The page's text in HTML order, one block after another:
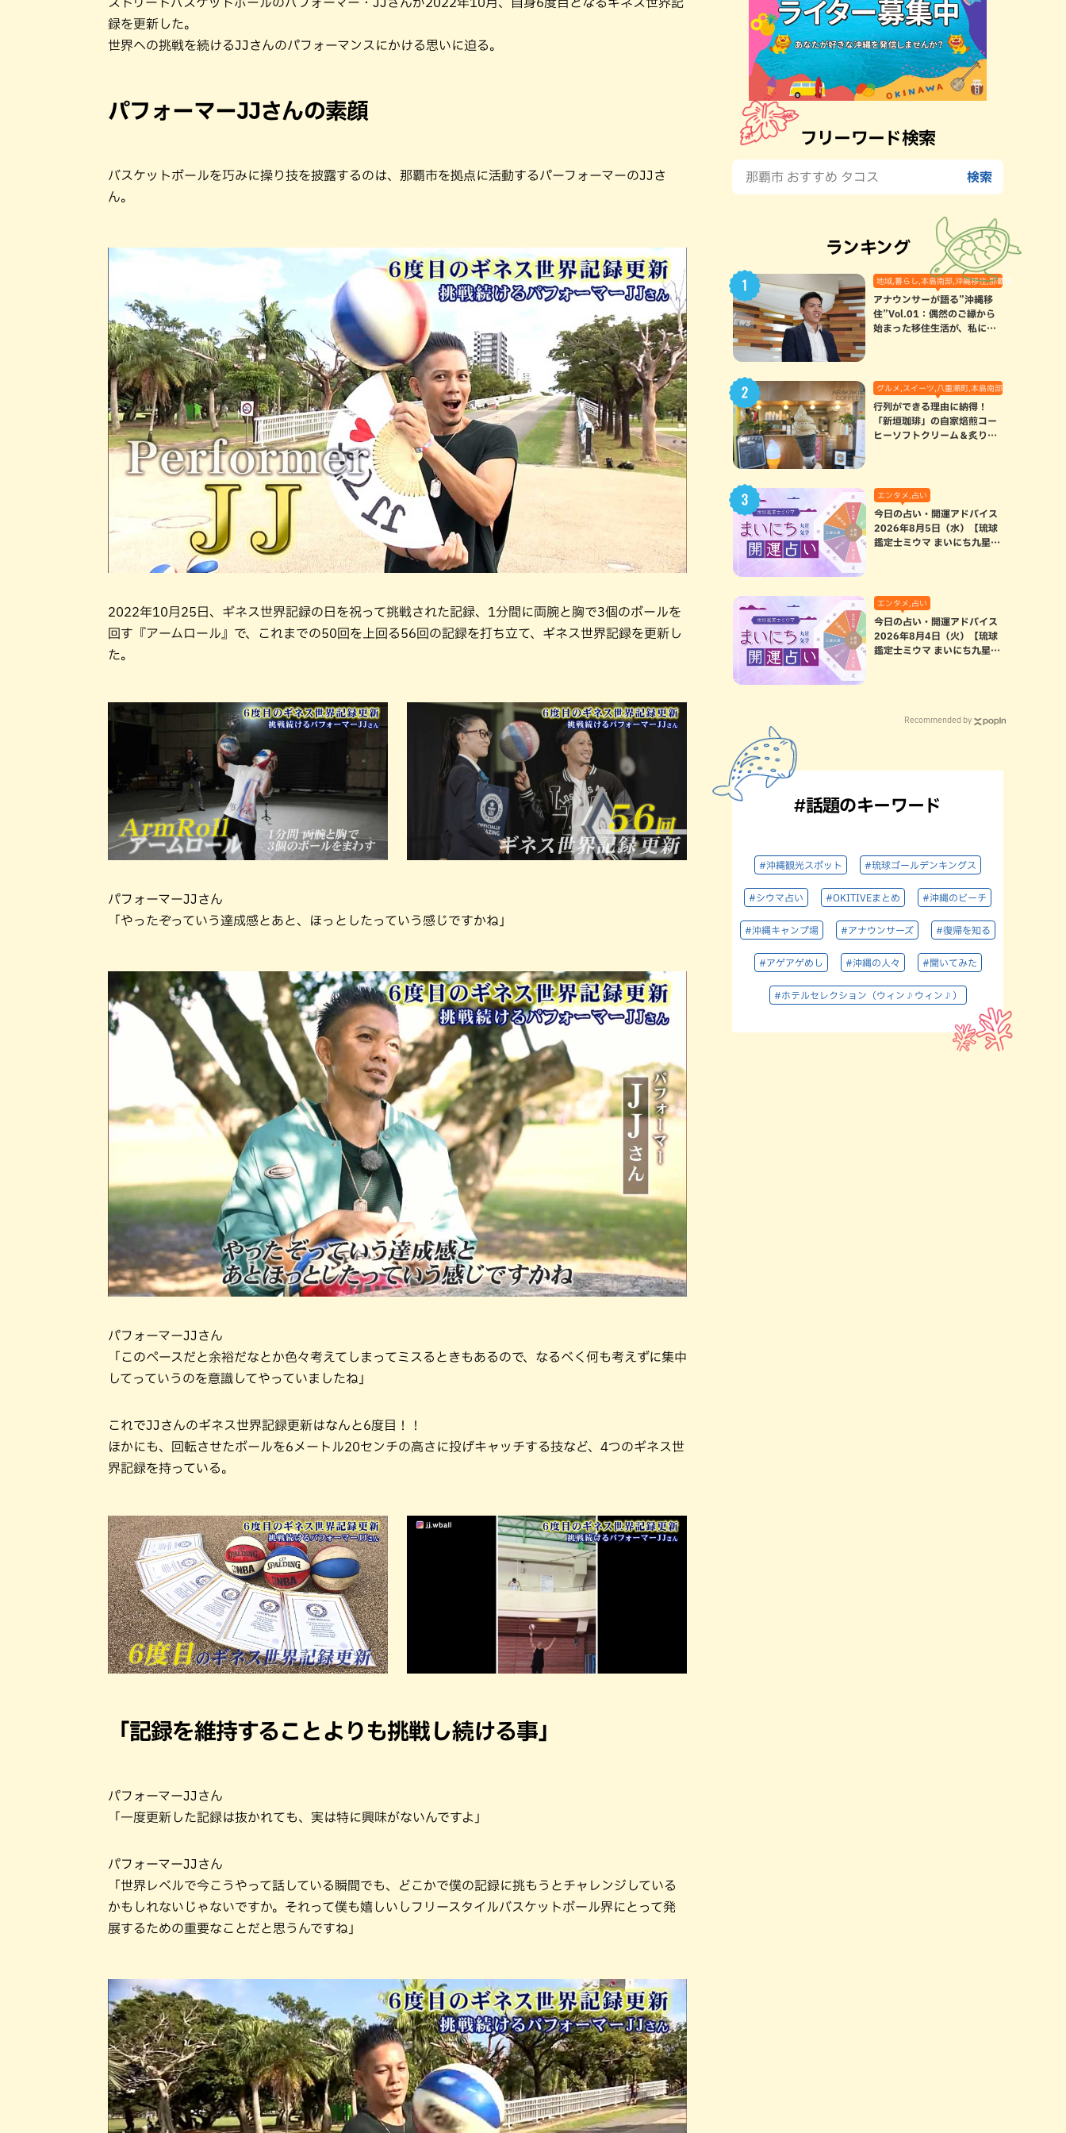
録を更新した。
世界への挑戦を続けるJJさんのパフォーマンスにかける思いに迫る。
パフォーマーJJさんの素顔
バスケットボールを巧みに操り技を披露するのは、那覇市を拠点に活動するパーフォーマーのJJさ
ん。
2022年10月25日、ギネス世界記録の日を祝って挑戦された記録、1分間に両腕と胸で3個のボールを
回す『アームロール』で、これまでの50回を上回る56回の記録を打ち立て、ギネス世界記録を更新し
た。
パフォーマーJJさん
「やったぞっていう達成感とあと、ほっとしたっていう感じですかね」
パフォーマーJJさん
「このペースだと余裕だなとか色々考えてしまってミスるときもあるので、なるべく何も考えずに集中
してっていうのを意識してやっていましたね」
これでJJさんのギネス世界記録更新はなんと6度目！！
ほかにも、回転させたボールを6メートル20センチの高さに投げキャッチする技など、4つのギネス世
界記録を持っている。
「記録を維持することよりも挑戦し続ける事」
パフォーマーJJさん
「一度更新した記録は抜かれても、実は特に興味がないんですよ」
パフォーマーJJさん
「世界レベルで今こうやって話している瞬間でも、どこかで僕の記録に挑もうとチャレンジしている
かもしれないじゃないですか。それって僕も嬉しいしフリースタイルバスケットボール界にとって発
展するための重要なことだと思うんですね」
フリーワード検索
ランキング
地域,暮らし,本島南部,沖縄移住,那覇市
アナウンサーが語る”沖縄移
住”Vol.01：偶然のご縁から
始まった移住生活が、私にと
グルメ,スイーツ,八重瀬町,本島南部
行列ができる理由に納得！
「新垣珈琲」の自家焙煎コー
ヒーソフトクリーム＆炙りマ
エンタメ,占い
今日の占い・開運アドバイス
2026年8月5日（水）【琉球
鑑定士ミウマ まいにち九星気
エンタメ,占い
今日の占い・開運アドバイス
2026年8月4日（火）【琉球
鑑定士ミウマ まいにち九星気
Recommended by
#話題のキーワード
#沖縄観光スポット #琉球ゴールデンキングス
#シウマ占い #OKITIVEまとめ #沖縄のビーチ
#沖縄キャンプ場 #アナウンサーズ #復帰を知る
#アゲアゲめし #沖縄の人々 #聞いてみた
#ホテルセレクション（ウィン♪ウィン♪）